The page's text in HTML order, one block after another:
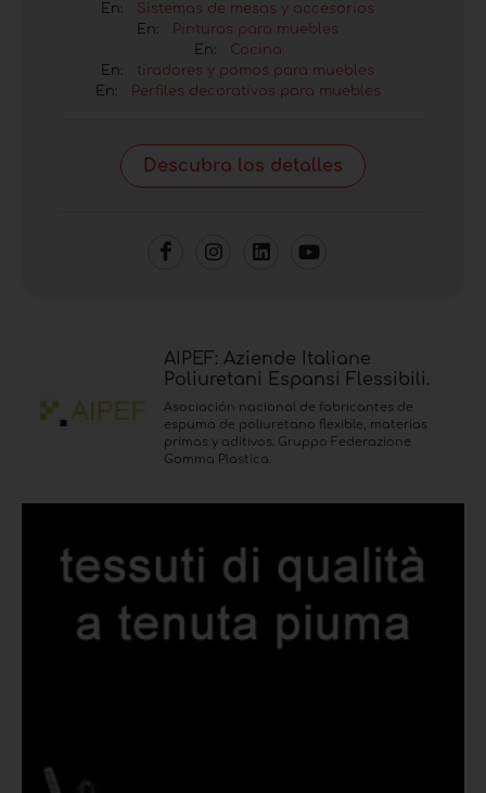
En: Sistemas de mesas y accesorios
En:
Pinturas para muebles
En:
Cocina
En: tiradores y pomos para muebles
En:
Perfiles decorativos para muebles
Descubra los detalles
AIPEF: Aziende Italiane
Poliuretani Espansi Flessibili.
Asociación nacional de fabricantes de
espuma de poliuretano flexible, materias
primas y aditivos. Gruppo Federazione
Gomma Plastica.